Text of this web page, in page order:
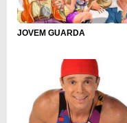
JOVEM GUARDA